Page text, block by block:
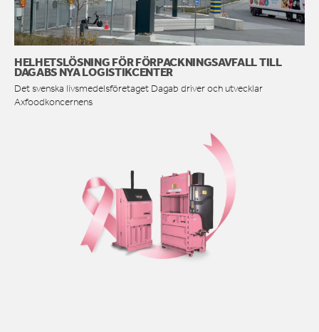
HELHETSLÖSNING FÖR FÖRPACKNINGSAVFALL TILL
DAGABS NYA LOGISTIKCENTER
Det svenska livsmedelsföretaget Dagab driver och utvecklar
Axfoodkoncernens